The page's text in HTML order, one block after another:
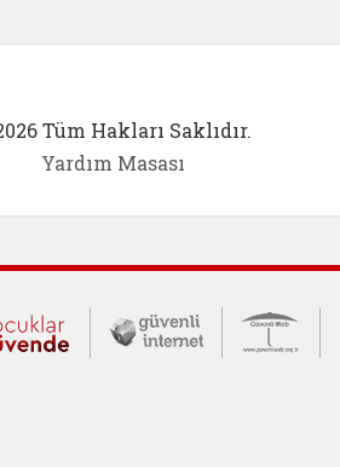
Tüm Hakları Saklıdır.
Yardım Masası
İletişim Merkezi
Çocuklar Güvende (yeni
Güvenli